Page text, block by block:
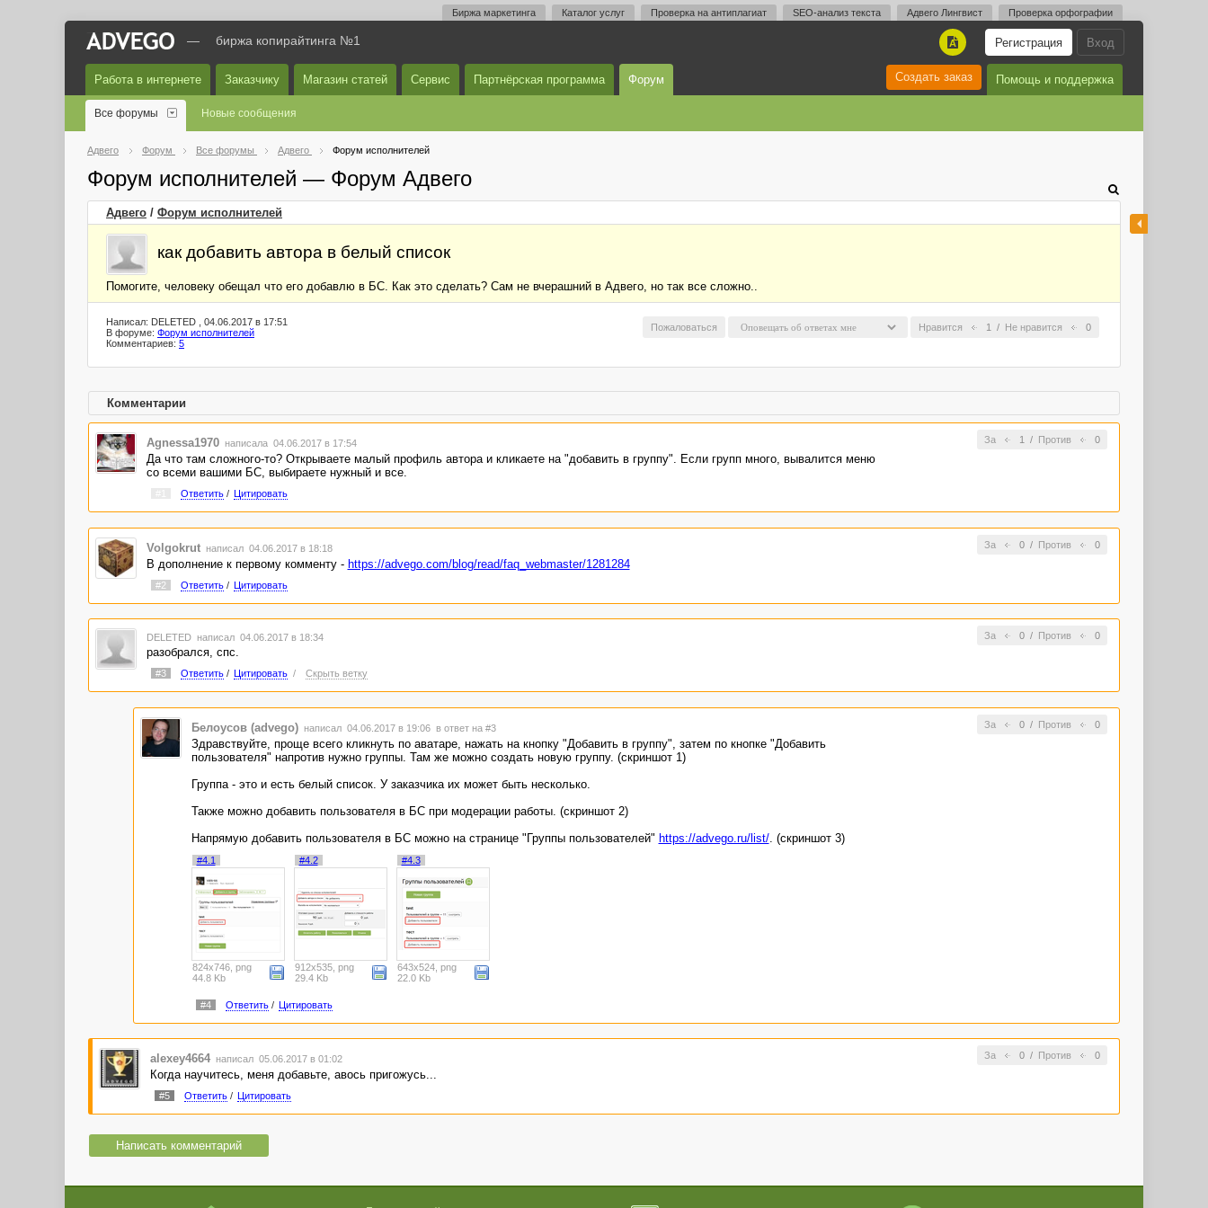
Биржа маркетинга Каталог услуг Проверка на антиплагиат SEO-анализ текста Адвего Лингвист Проверка орфографии
Вход
Регистрация
A
— биржа копирайтинга №1
Работа в интернете Заказчику Магазин статей Сервис Партнёрская программа Форум Помощь и поддержка
Создать заказ
Все форумы Новые сообщения
Адвего Форум Все форумы Адвего Форум исполнителей
Форум исполнителей — Форум Адвего
Адвего / Форум исполнителей
как добавить автора в белый список
Помогите, человеку обещал что его добавлю в БС. Как это сделать? Сам не вчерашний в Адвего, но так все сложно..
Нравится 1 / Не нравится 0
Пожаловаться
Написал: DELETED , 04.06.2017 в 17:51
В форуме: Форум исполнителей
Комментариев: 5
Комментарии
За 1 / Против 0
Agnessa1970 написала 04.06.2017 в 17:54
Да что там сложного-то? Открываете малый профиль автора и кликаете на "добавить в группу". Если групп много, вывалится меню
со всеми вашими БС, выбираете нужный и все.
Ответить/ Цитировать
За 0/ Против 0
Volgokrut написал 04.06.2017 в 18:18
В дополнение к первому комменту - https://advego.com/blog/read/faq_webmaster/1281284
#2 Ответить/ Цитировать
За 0/ Против 0
DELETED написал 04.06.2017 в 18:34
разобрался, спс.
#3 Ответить/ Цитировать / Скрыть ветку
За 0/ Против 0
Белоусов (advego) написал 04.06.2017 в 19:06 в ответ на #3
Здравствуйте, проще всего кликнуть по аватаре, нажать на кнопку "Добавить в группу", затем по кнопке "Добавить
пользователя" напротив нужно группы. Там же можно создать новую группу. (скриншот 1)
Группа - это и есть белый список. У заказчика их может быть несколько.
Также можно добавить пользователя в БС при модерации работы. (скриншот 2)
Напрямую добавить пользователя в БС можно на странице "Группы пользователей" https://advego.ru/list/. (скриншот 3)
#4.1
824x746, png
44.8 Kb
#4.2
912x535, png
29.4 Kb
#4.3
643x524, png
22.0 Kb
#4 Ответить/ Цитировать
За 0/ Против 0
alexey4664 написал 05.06.2017 в 01:02
Когда научитесь, меня добавьте, авось пригожусь...
#5 Ответить/ Цитировать
Написать комментарий